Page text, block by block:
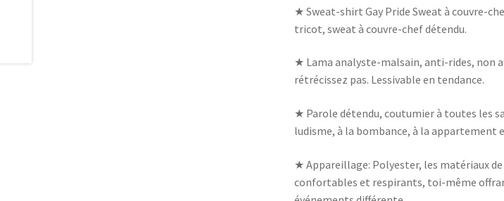
★ Sweat-shirt Gay Pride Sweat à couvre-
tricot, sweat à couvre-chef détendu.
★ Lama analyste-malsain, anti-rides, non
rétrécissez pas. Lessivable en tendance.
★ Parole détendu, coutumier à toutes les
ludisme, à la bombance, à la appartement
★ Appareillage: Polyester, les matériaux
confortables et respirants, toi-même